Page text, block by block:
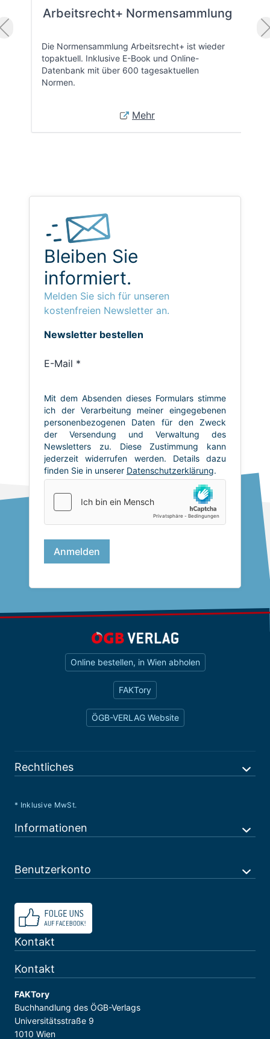
Arbeitsrecht+ Normensammlung
Die Normensammlung Arbeitsrecht+ ist wieder
topaktuell. Inklusive E-Book und Online-
Datenbank mit über 600 tagesaktuellen
Normen.
Mehr
Bleiben Sie
informiert.
Melden Sie sich für unseren
kostenfreien Newsletter an.
Online bestellen, in Wien abholen
FAKTory
ÖGB-VERLAG Website
Rechtliches
* Inklusive MwSt.
Informationen
Benutzerkonto
Kontakt
Kontakt
FAKTory
Buchhandlung des ÖGB-Verlags
Universitätsstraße 9
1010 Wien